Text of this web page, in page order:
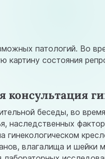
патологий. Во
картину состояния
консультация
беседы, во
наследственных
гинекологическом
влагалища и шейки